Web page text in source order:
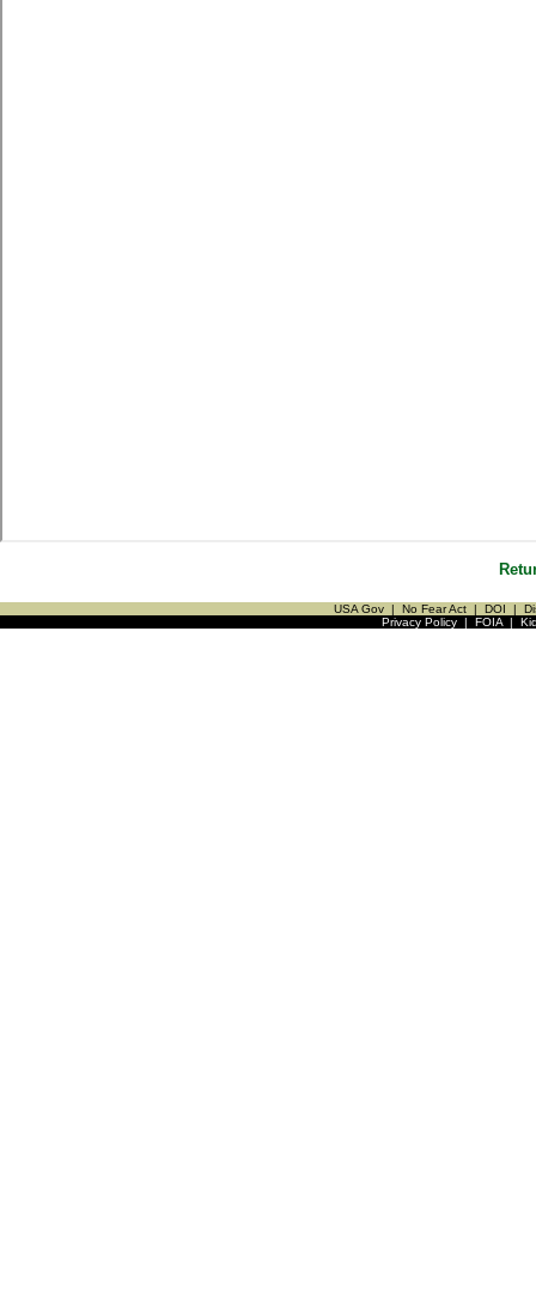
USA Gov | No Fear Act | DOI |
Privacy Policy| FOIA|